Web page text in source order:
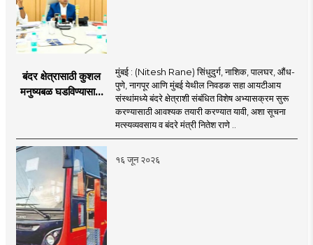
बंदर क्षेत्रासाठी कुशल
मनुष्यबळ घडविण्यासाठी
अभ्यासक्रम - मंत्री
नितेश राणे
मुंबई : (Nitesh Rane) सिंधुदुर्ग, नाशिक, पालघर, औंध-
पुणे, नागपूर आणि मुंबई येथील निवडक सहा आयटीआय
संस्थांमध्ये बंदरे क्षेत्राशी संबंधित विशेष अभ्यासक्रम सुरू
करण्यासाठी आवश्यक तयारी करण्यात यावी, अशा सूचना
मत्स्यव्यवसाय व बंदरे मंत्री नितेश राणे ..
१६ जून २०२६